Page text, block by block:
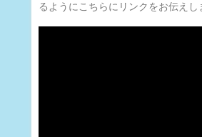
るようにこちらにリンクをお伝えし